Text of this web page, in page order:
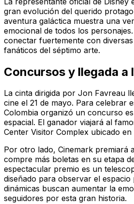
gran evolución del querido
aventura galáctica muestra una
emocional de todos los
conectar fuertemente con
fanáticos del séptimo arte.
Concursos y llegada a
La cinta dirigida por Jon Favreau
cine el 21 de mayo. Para celebrar
Colombia organizó un concurso
espacial. El ganador viajará al
Center Visitor Complex ubicado en
Por otro lado, Cinemark premiará
compre más boletas en su etapa
espectacular premio es un
diseñado para observar el
dinámicas buscan aumentar la
seguidores por esta gran historia.